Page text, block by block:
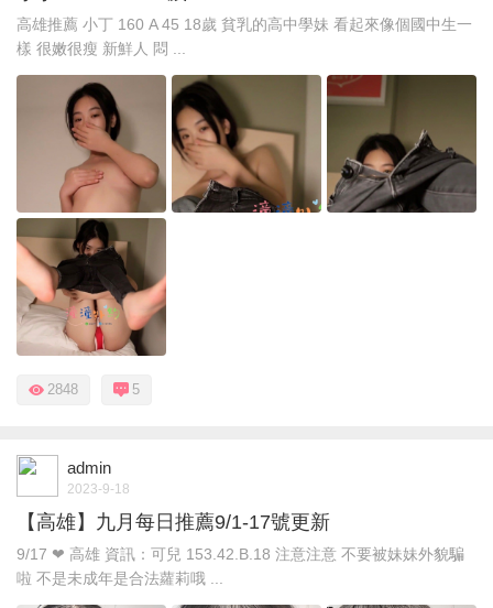
高雄推薦 小丁 160 A 45 18歲 貧乳的高中學妹 看起來像個國中生一
樣 很嫩很瘦 新鮮人 悶 ...
2848 5
admin
2023-9-18
【高雄】九月每日推薦9/1-17號更新
9/17 ❤ 高雄 資訊：可兒 153.42.B.18 注意注意 不要被妹妹外貌騙
啦 不是未成年是合法蘿莉哦 ...